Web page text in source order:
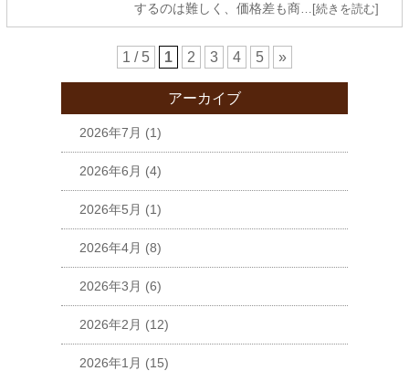
するのは難しく、価格差も商…[続きを読む]
1 / 5 1 2 3 4 5 »
アーカイブ
2026年7月 (1)
2026年6月 (4)
2026年5月 (1)
2026年4月 (8)
2026年3月 (6)
2026年2月 (12)
2026年1月 (15)